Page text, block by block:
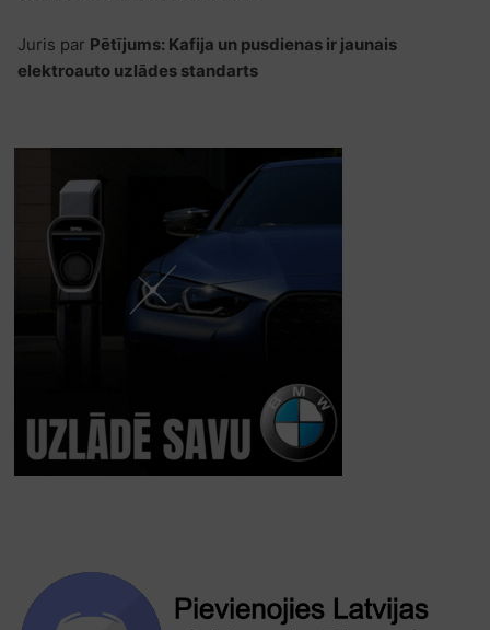
Juris par Pētījums: Kafija un pusdienas ir jaunais
elektroauto uzlādes standarts